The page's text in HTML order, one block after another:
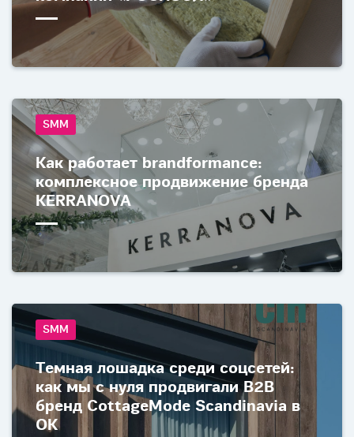
SMM
Как работает brandformance:
комплексное продвижение бренда
KERRANOVA
SMM
Темная лошадка среди соцсетей:
как мы с нуля продвигали B2B
бренд CottageMode Scandinavia в
ОК